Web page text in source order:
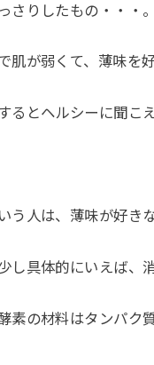
さりしたもの・・・。
肌が弱くて、薄味を
るとヘルシーに聞こ
う人は、薄味が好き
し具体的にいえば、
素の材料はタンパク